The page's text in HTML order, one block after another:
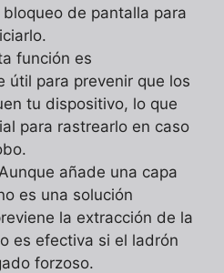
de pantalla para
función es
útil para prevenir que los
tu dispositivo, lo que
para rastrearlo en caso
Aunque añade una capa
es una solución
la extracción de la
es efectiva si el ladrón
forzoso.